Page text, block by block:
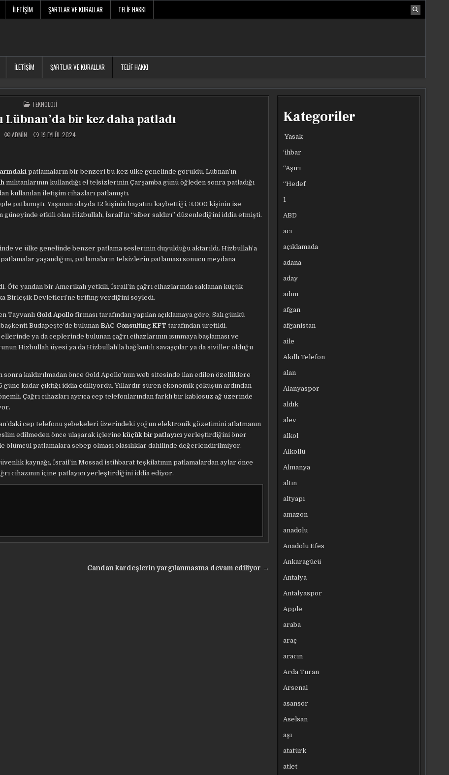
İLETIŞIM ŞARTLAR VE KURALLAR TELIF HAKKI
İLETIŞIM ŞARTLAR VE KURALLAR TELIF HAKKI
POSTED
IN
TEKNOLOJI
bir kez daha patladı
ADMIN 19 EYLÜL 2024
patlamaların bir benzeri bu kez ülke genelinde görüldü. Lübnan’ın
militanlarının kullandığı el telsizlerinin Çarşamba günü öğleden sonra patladığı
kullanılan iletişim cihazları patlamıştı.
patlamıştı. Yaşanan olayda 12 kişinin hayatını kaybettiği, 3.000 kişinin ise
güneyinde etkili olan Hizbullah, İsrail’in “siber saldırı” düzenlediğini iddia etmişti.
ve ülke genelinde benzer patlama seslerinin duyulduğu aktarıldı. Hizbullah’a
yaşandığını, patlamaların telsizlerin patlaması sonucu meydana
Öte yandan bir Amerikalı yetkili, İsrail’in çağrı cihazlarında saklanan küçük
Birleşik Devletleri’ne brifing verdiğini söyledi.
Tayvanlı Gold Apollo firması tarafından yapılan açıklamaya göre, Salı günkü
başkenti Budapeşte’de bulunan BAC Consulting KFT tarafından üretildi.
ya da ceplerinde bulunan çağrı cihazlarının ısınmaya başlaması ve
Hizbullah üyesi ya da Hizbullah’la bağlantılı savaşçılar ya da siviller olduğu
sonra kaldırılmadan önce Gold Apollo’nun web sitesinde ilan edilen özelliklere
kadar çıktığı iddia ediliyordu. Yıllardır süren ekonomik çöküşün ardından
Çağrı cihazları ayrıca cep telefonlarından farklı bir kablosuz ağ üzerinde
cep telefonu şebekeleri üzerindeki yoğun elektronik gözetimini atlatmanın
edilmeden önce ulaşarak içlerine küçük bir patlayıcı yerleştirdiğini öner
ölümcül patlamalara sebep olması olasılıklar dahilinde değerlendirilmiyor.
kaynağı, İsrail’in Mossad istihbarat teşkilatının patlamalardan aylar önce
cihazının içine patlayıcı yerleştirdiğini iddia ediyor.
Candan kardeşlerin yargılanmasına devam ediliyor →
Kategoriler
Yasak
‘ihbar
“Aşırı
“Hedef
1
ABD
acı
açıklamada
adana
aday
adım
afgan
afganistan
aile
Akıllı Telefon
alan
Alanyaspor
aldık
alev
alkol
Alkollü
Almanya
altın
altyapı
amazon
anadolu
Anadolu Efes
Ankaragücü
Antalya
Antalyaspor
Apple
araba
araç
aracın
Arda Turan
Arsenal
asansör
Aselsan
aşı
atatürk
atlet